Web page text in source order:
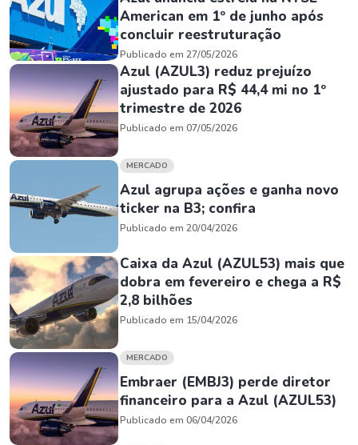
American em 1º de junho após
concluir reestruturação
Publicado em 27/05/2026
Azul (AZUL3) reduz prejuízo
ajustado para R$ 44,4 mi no 1º
trimestre de 2026
Publicado em 07/05/2026
MERCADO
Azul agrupa ações e ganha novo
ticker na B3; confira
Publicado em 20/04/2026
Caixa da Azul (AZUL53) mais que
dobra em fevereiro e chega a R$
2,8 bilhões
Publicado em 15/04/2026
MERCADO
Embraer (EMBJ3) perde diretor
financeiro para a Azul (AZUL53)
Publicado em 06/04/2026